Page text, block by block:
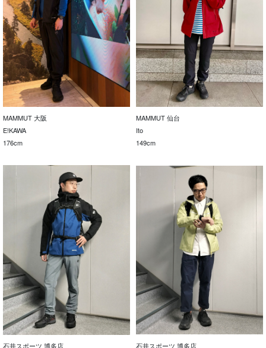
MAMMUT 大阪
E!KAWA
176cm
MAMMUT 仙台
Ito
149cm
石井スポーツ 博多店 石井スポーツ 博多店